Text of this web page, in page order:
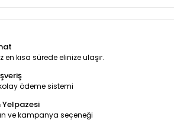
en kısa sürede elinize ulaşır.
ödeme sistemi
Yelpazesi
ve kampanya seçeneği